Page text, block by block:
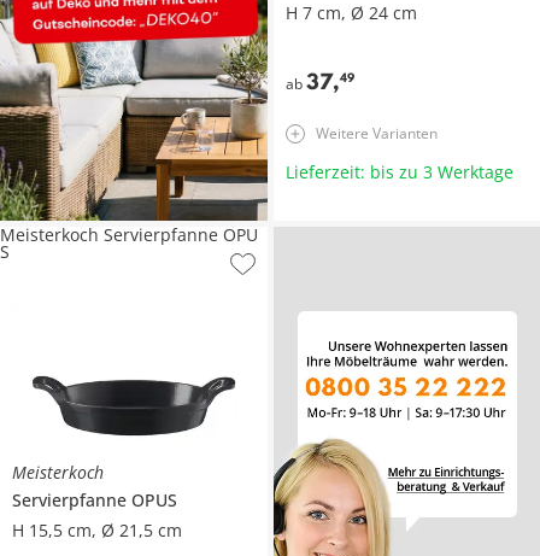
H 7 cm, Ø 24 cm
ab 37,49
Weitere Varianten
Lieferzeit: bis zu 3 Werktage
Meisterkoch
Servierpfanne OPUS
H 15,5 cm, Ø 21,5 cm
Meisterkoch Servierpfanne OPU
S